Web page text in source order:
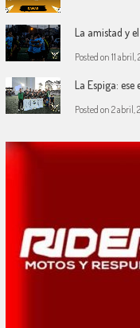
La amistad y
Posted on 11 abril,
La Espiga:
Posted on 2 abril,